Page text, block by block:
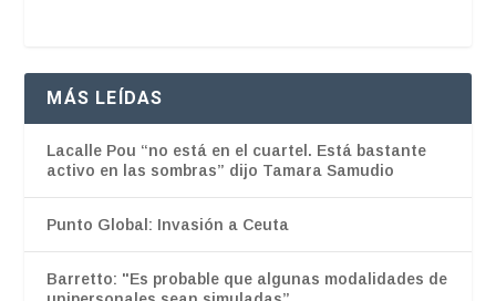
MÁS LEÍDAS
Lacalle Pou “no está en el cuartel. Está bastante
activo en las sombras” dijo Tamara Samudio
Punto Global: Invasión a Ceuta
Barretto: "Es probable que algunas modalidades de